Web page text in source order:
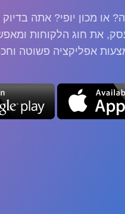
את חוג הלקוחות
אפליקציה פשוטה